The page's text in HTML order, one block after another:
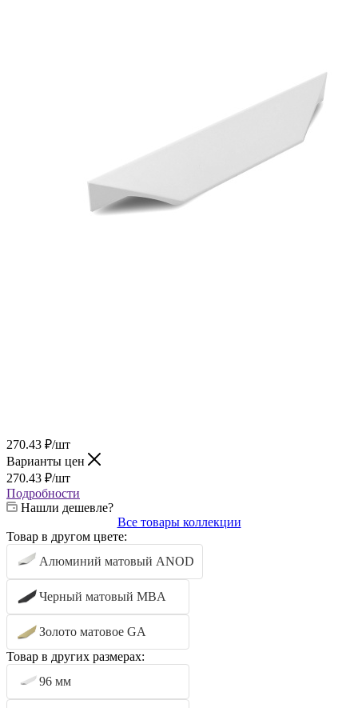
270.43 ₽/шт
Варианты цен
270.43 ₽/шт
Подробности
Нашли дешевле?
Все товары коллекции
Товар в другом цвете:
Алюминий матовый ANOD
Черный матовый MBA
Золото матовое GA
Товар в других размерах:
96 мм